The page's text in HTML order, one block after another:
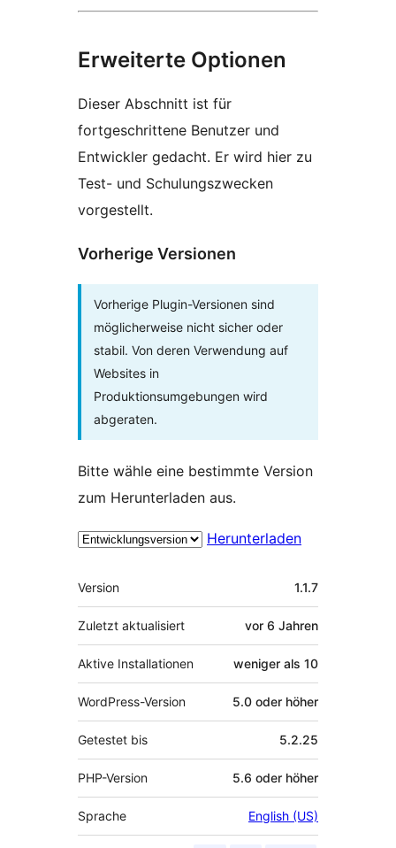
Erweiterte Optionen
Dieser Abschnitt ist für
fortgeschrittene Benutzer und
Entwickler gedacht. Er wird hier zu
Test- und Schulungszwecken
vorgestellt.
Vorherige Versionen
Vorherige Plugin-Versionen sind
möglicherweise nicht sicher oder
stabil. Von deren Verwendung auf
Websites in
Produktionsumgebungen wird
abgeraten.
Bitte wähle eine bestimmte Version
zum Herunterladen aus.
Herunterladen
Meta
Version 1.1.7
Zuletzt aktualisiert vor 6 Jahren
Aktive Installationen weniger als 10
WordPress-Version 5.0 oder höher
Getestet bis 5.2.25
PHP-Version 5.6 oder höher
Sprache English (US)